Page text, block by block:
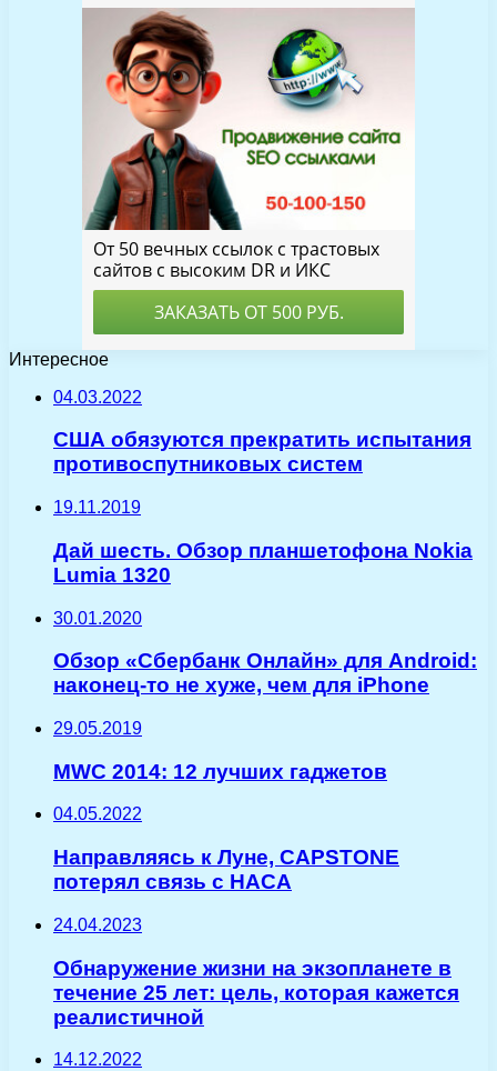
Интересное
04.03.2022
США обязуются прекратить испытания
противоспутниковых систем
19.11.2019
Дай шесть. Обзор планшетофона Nokia
Lumia 1320
30.01.2020
Обзор «Сбербанк Онлайн» для Android:
наконец-то не хуже, чем для iPhone
29.05.2019
MWC 2014: 12 лучших гаджетов
04.05.2022
Направляясь к Луне, CAPSTONE
потерял связь с НАСА
24.04.2023
Обнаружение жизни на экзопланете в
течение 25 лет: цель, которая кажется
реалистичной
14.12.2022